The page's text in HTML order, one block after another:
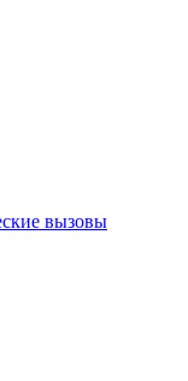
вызовы